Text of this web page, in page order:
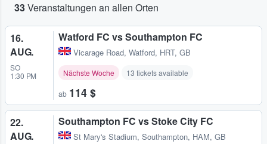
33Veranstaltungen an allen Orten
16.
AUG.
SO
1:30 PM
Watford FC vs Southampton FC
Vicarage Road, Watford, HRT, GB
Nächste Woche 13 tickets available
ab 114 $
22.
AUG.
Southampton FC vs Stoke City FC
St Mary's Stadium, Southampton, HAM, GB